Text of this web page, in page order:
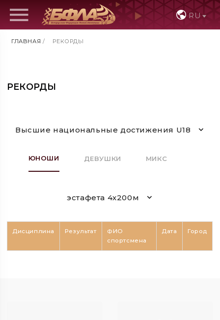
RU
ГЛАВНАЯ / РЕКОРДЫ
РЕКОРДЫ
Высшие национальные достижения U18
ЮНОШИ ДЕВУШКИ МИКС
эстафета 4х200м
Дисциплина Результат
ФИО
спортсмена
Дата Город